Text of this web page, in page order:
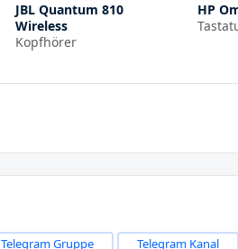
JBL Quantum 810
Wireless
Kopfhörer
HP
Telegram Gruppe Telegram Kanal